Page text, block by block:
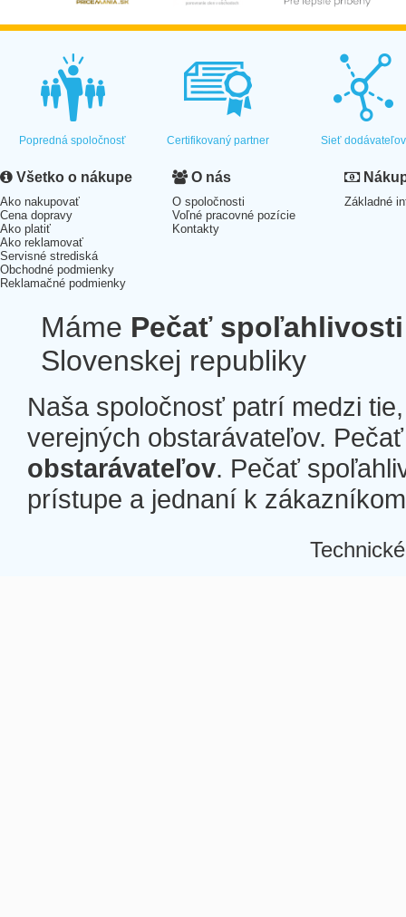
Popredná spoločnosť Certifikovaný partner Sieť dodávateľov
Všetko o nákupe
Ako nakupovať
Cena dopravy
Ako platiť
Ako reklamovať
Servisné strediská
Obchodné podmienky
Reklamačné podmienky
O nás
O spoločnosti
Voľné pracovné pozície
Kontakty
Základné
Máme Pečať spoľahlivosti
Slovenskej republiky
Naša spoločnosť patrí medzi
verejných obstarávateľov.
obstarávateľov. Pečať
prístupe a jednaní k